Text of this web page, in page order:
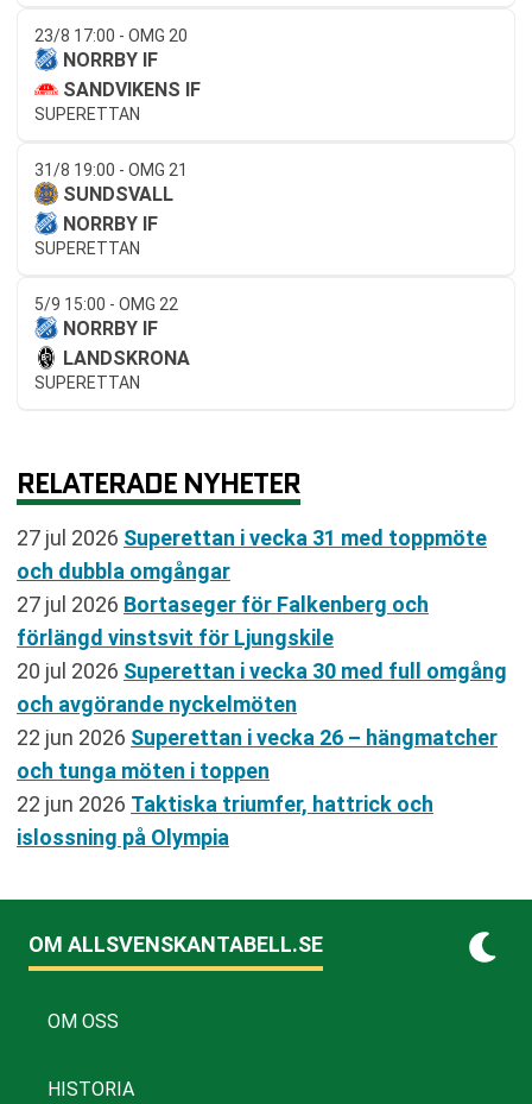
23/8 17:00 - OMG 20
NORRBY IF
SANDVIKENS IF
SUPERETTAN
31/8 19:00 - OMG 21
SUNDSVALL
NORRBY IF
SUPERETTAN
5/9 15:00 - OMG 22
NORRBY IF
LANDSKRONA
SUPERETTAN
RELATERADE NYHETER
27 jul 2026 Superettan i vecka 31 med toppmöte
och dubbla omgångar
27 jul 2026 Bortaseger för Falkenberg och
förlängd vinstsvit för Ljungskile
20 jul 2026 Superettan i vecka 30 med full omgång
och avgörande nyckelmöten
22 jun 2026 Superettan i vecka 26 – hängmatcher
och tunga möten i toppen
22 jun 2026 Taktiska triumfer, hattrick och
islossning på Olympia
OM ALLSVENSKANTABELL.SE
OM OSS
HISTORIA